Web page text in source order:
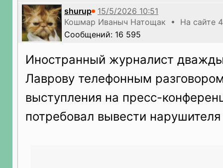
shurup
Кошмар Иваныч Натощак • На сайте 4
Сообщений: 16 595
Иностранный журналист
Лаврову телефонным
выступления на пресс-
потребовал вывести нарушителя